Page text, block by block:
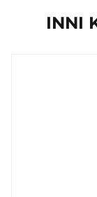
INNI